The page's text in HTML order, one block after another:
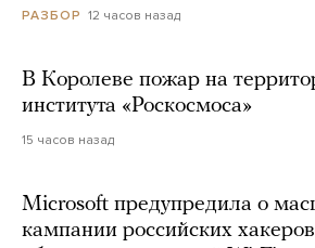
РАЗБОР 12 часов назад
В Королеве пожар на
института «Роскосмоса»
15 часов назад
Microsoft предупредила о
кампании российских